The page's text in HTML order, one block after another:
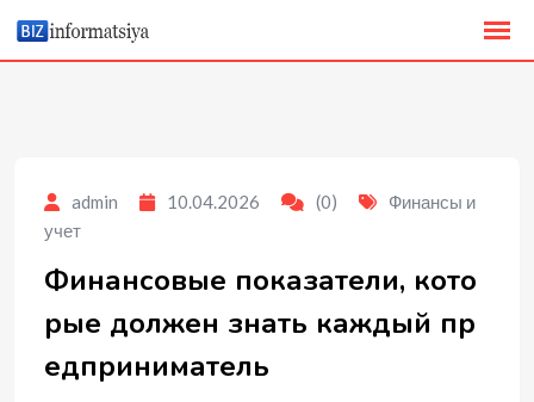
content
admin 10.04.2026 (0)
Финансы и
учет
Финансовые показатели, кото
рые должен знать каждый пр
едприниматель